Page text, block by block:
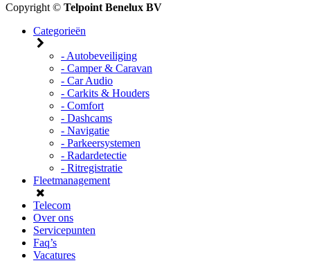
Copyright © Telpoint Benelux BV
Categorieën
- Autobeveiliging
- Camper & Caravan
- Car Audio
- Carkits & Houders
- Comfort
- Dashcams
- Navigatie
- Parkeersystemen
- Radardetectie
- Ritregistratie
Fleetmanagement
Telecom
Over ons
Servicepunten
Faq’s
Vacatures